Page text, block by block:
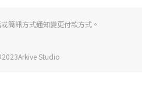
簡訊方式通知變更付款方式。
Studio